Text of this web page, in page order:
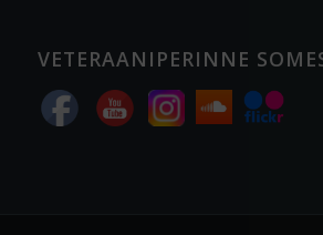
VETERAANIPERINNE